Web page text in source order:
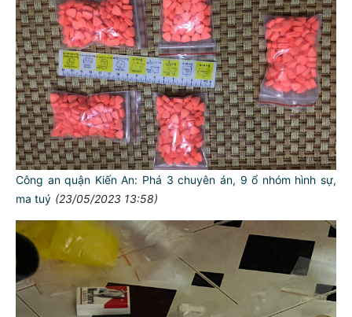
Công an quận Kiến An: Phá 3 chuyên án, 9 ổ nhóm hình sự,
ma tuý (23/05/2023 13:58)